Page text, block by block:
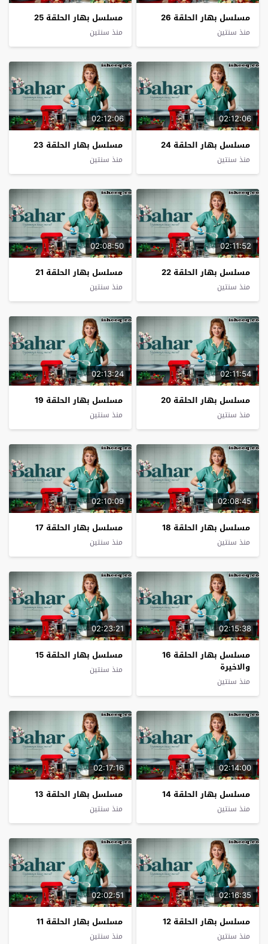
مسلسل بهار الحلقة 26
منذ سنتين
مسلسل بهار الحلقة 25
منذ سنتين
02:12:06
مسلسل بهار الحلقة 24
منذ سنتين
02:12:06
مسلسل بهار الحلقة 23
منذ سنتين
02:11:52
مسلسل بهار الحلقة 22
منذ سنتين
02:08:50
مسلسل بهار الحلقة 21
منذ سنتين
02:11:54
مسلسل بهار الحلقة 20
منذ سنتين
02:13:24
مسلسل بهار الحلقة 19
منذ سنتين
02:08:45
مسلسل بهار الحلقة 18
منذ سنتين
02:10:09
مسلسل بهار الحلقة 17
منذ سنتين
02:15:38
مسلسل بهار الحلقة 16
والاخيرة
منذ سنتين
02:23:21
مسلسل بهار الحلقة 15
منذ سنتين
02:14:00
مسلسل بهار الحلقة 14
منذ سنتين
02:17:16
مسلسل بهار الحلقة 13
منذ سنتين
02:16:35
مسلسل بهار الحلقة 12
منذ سنتين
02:02:51
مسلسل بهار الحلقة 11
منذ سنتين